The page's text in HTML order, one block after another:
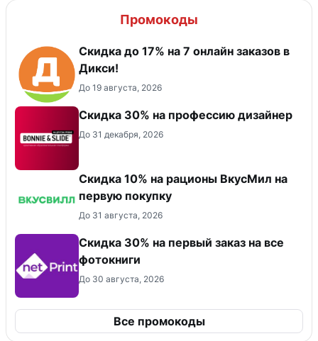
Промокоды
Скидка до 17% на 7 онлайн заказов в
Дикси!
До 19 августа, 2026
Скидка 30% на профессию дизайнер
До 31 декабря, 2026
Скидка 10% на рационы ВкусМил на
первую покупку
До 31 августа, 2026
Cкидка 30% на первый заказ на все
фотокниги
До 30 августа, 2026
Все промокоды